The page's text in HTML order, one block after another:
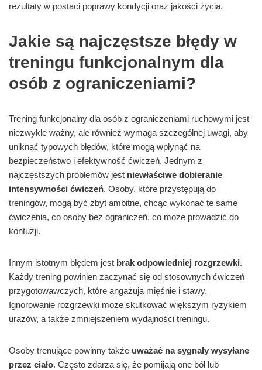
rezultaty w postaci poprawy kondycji oraz jakości życia.
Jakie są najczęstsze błędy w
treningu funkcjonalnym dla
osób z ograniczeniami?
Trening funkcjonalny dla osób z ograniczeniami ruchowymi jest
niezwykle ważny, ale również wymaga szczególnej uwagi, aby
uniknąć typowych błędów, które mogą wpłynąć na
bezpieczeństwo i efektywność ćwiczeń. Jednym z
najczęstszych problemów jest niewłaściwe dobieranie
intensywności ćwiczeń. Osoby, które przystępują do
treningów, mogą być zbyt ambitne, chcąc wykonać te same
ćwiczenia, co osoby bez ograniczeń, co może prowadzić do
kontuzji.
Innym istotnym błędem jest brak odpowiedniej rozgrzewki.
Każdy trening powinien zaczynać się od stosownych ćwiczeń
przygotowawczych, które angażują mięśnie i stawy.
Ignorowanie rozgrzewki może skutkować większym ryzykiem
urazów, a także zmniejszeniem wydajności treningu.
Osoby trenujące powinny także uważać na sygnały wysyłane
przez ciało. Często zdarza się, że pomijają one ból lub